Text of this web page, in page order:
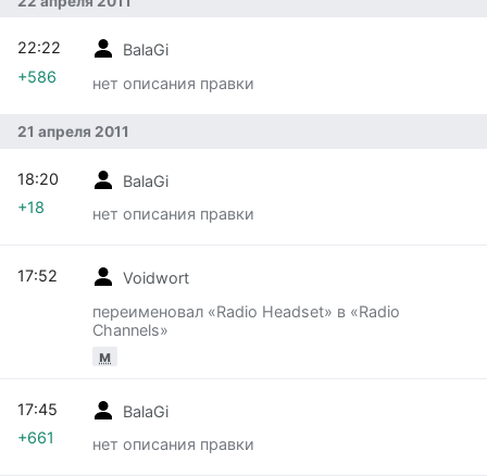
BalaGi
нет описания правки
22:22
+586
21 апреля 2011
BalaGi
нет описания правки
18:20
+18
Voidwort
переименовал «Radio Headset» в «Radio
Channels»
м
17:52
BalaGi
нет описания правки
17:45
+661